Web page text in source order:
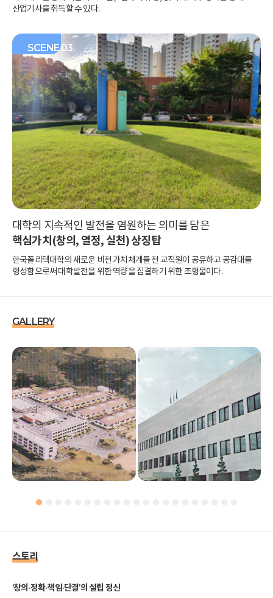
산업기사를 취득할 수 있다.
SCENE 03.
대학의 지속적인 발전을 염원하는 의미를 담은
핵심가치(창의, 열정, 실천) 상징탑
한국폴리텍대학의 새로운 비전 가치체계를 전 교직원이 공유하고공감대를
형성함으로써 대학발전을 위한역량을 집결하기 위한 조형물이다.
GALLERY
스토리
‘창의·정확·책임·단결’의 설립 정신